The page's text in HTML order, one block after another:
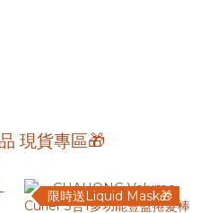
現貨專區🎁
限時送Liquid Mask🎁